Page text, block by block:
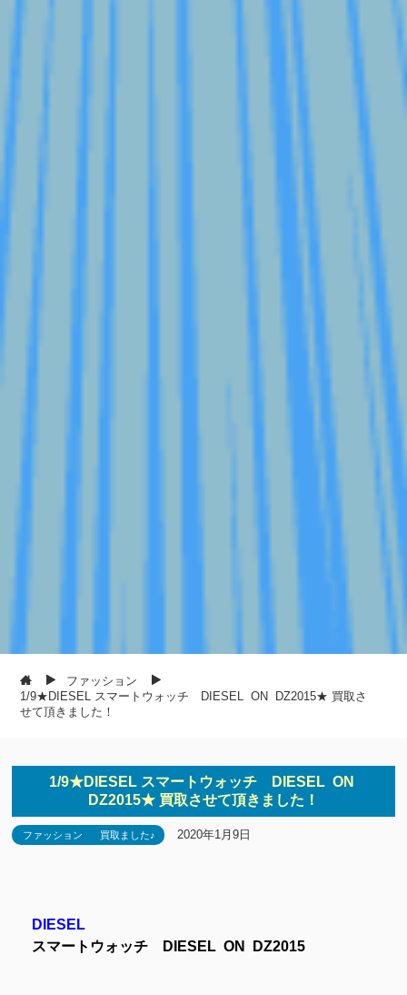
ファッション
1/9★DIESEL スマートウォッチ DIESEL ON DZ2015★ 買取さ
せて頂きました！
1/9★DIESEL スマートウォッチ DIESEL ON
DZ2015★ 買取させて頂きました！
ファッション 買取ました♪ 2020年1月9日
DIESEL
スマートウォッチ DIESEL ON DZ2015